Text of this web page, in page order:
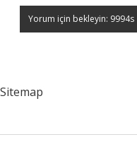
Sitemap